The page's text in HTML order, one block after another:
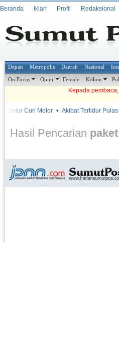
Beranda Iklan Profil Redaksional
Depan Metropolis Daerah Nasional
On Focus Opini Female Kolom
Kepada
Belur Curi Motor • Akibat Tertidur Pulas •
Hasil Pencarian